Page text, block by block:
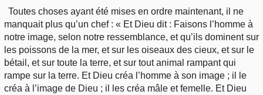
Toutes choses ayant été mises en ordre maintenant, il ne
manquait plus qu’un chef : « Et Dieu dit : Faisons l’homme à
notre image, selon notre ressemblance, et qu’ils dominent sur
les poissons de la mer, et sur les oiseaux des cieux, et sur le
bétail, et sur toute la terre, et sur tout animal rampant qui
rampe sur la terre. Et Dieu créa l’homme à son image ; il le
créa à l’image de Dieu ; il les créa mâle et femelle. Et Dieu